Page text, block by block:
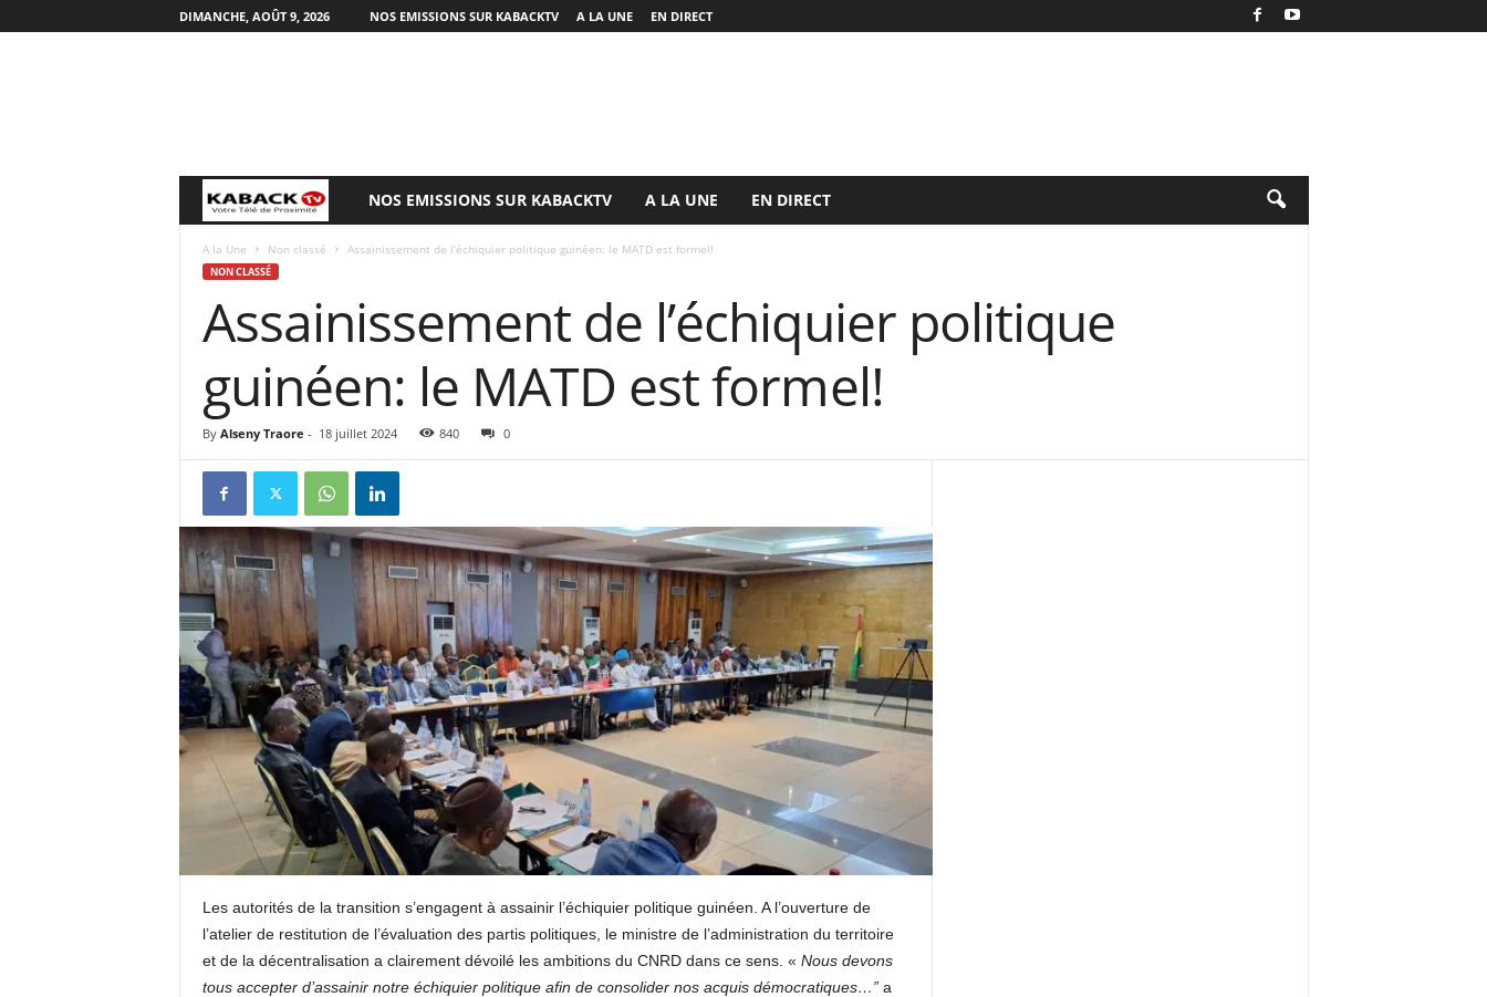
DIMANCHE, AOÛT 9, 2026 NOS EMISSIONS SUR KABACKTV A LA UNE EN DIRECT
i
n
v
e
u
s
u
r
k
a
b
a
c
NOS EMISSIONS SUR KABACKTV A LA UNE EN DIRECT
A la Une Non classé Assainissement de l’échiquier politique guinéen: le MATD est formel!
NON CLASSÉ
Assainissement de l’échiquier politique
guinéen: le MATD est formel!
By Alseny Traore - 18 juillet 2024 840 0
Les autorités de la transition s’engagent à assainir l’échiquier politique guinéen. A l’ouverture de
l’atelier de restitution de l’évaluation des partis politiques, le ministre de l’administration du territoire
et de la décentralisation a clairement dévoilé les ambitions du CNRD dans ce sens. « Nous devons
tous accepter d’assainir notre échiquier politique afin de consolider nos acquis démocratiques…” a